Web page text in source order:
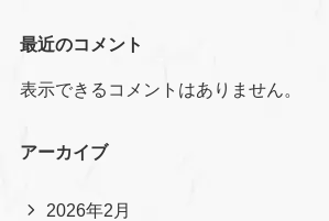
最近のコメント
表示できるコメントはありません。
アーカイブ
2026年2月